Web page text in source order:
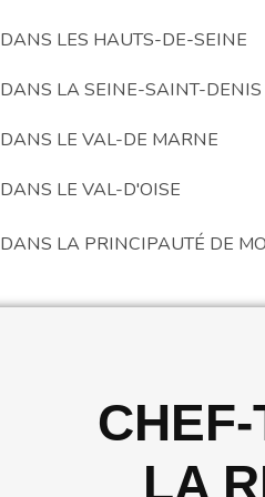
DANS LES HAUTS-DE-SEINE
DANS LA SEINE-SAINT-DENIS
DANS LE VAL-DE MARNE
DANS LE VAL-D'OISE
DANS LA PRINCIPAUTÉ DE
LA